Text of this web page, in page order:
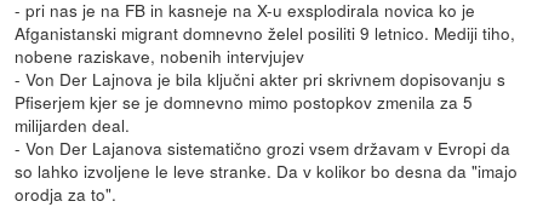
- pri nas je na FB in kasneje na X-u exsplodirala novica ko je
Afganistanski migrant domnevno želel posiliti 9 letnico. Mediji tiho,
nobene raziskave, nobenih intervjujev
- Von Der Lajnova je bila ključni akter pri skrivnem dopisovanju s
Pfiserjem kjer se je domnevno mimo postopkov zmenila za 5
milijarden deal.
- Von Der Lajanova sistematično grozi vsem državam v Evropi da
so lahko izvoljene le leve stranke. Da v kolikor bo desna da "imajo
orodja za to".